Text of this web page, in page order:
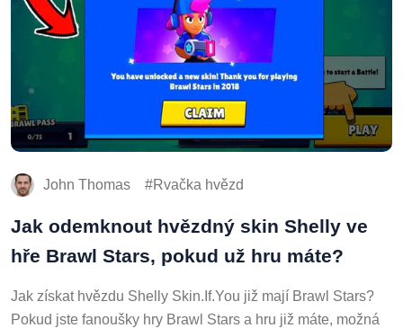
John Thomas Rvačka hvězd
Jak odemknout hvězdný skin Shelly ve
hře Brawl Stars, pokud už hru máte?
Jak získat hvězdu Shelly Skin.If.You již mají Brawl Stars?
Pokud jste fanoušky hry Brawl Stars a hru již máte, možná